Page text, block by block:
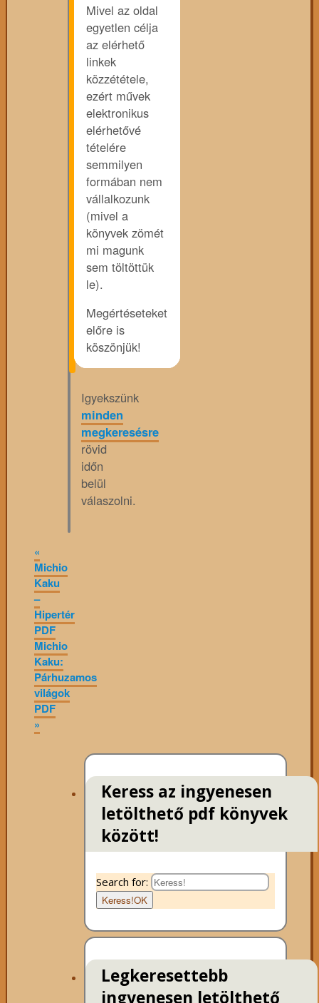
Mivel az oldal
egyetlen célja
az elérhető
linkek
közzététele,
ezért művek
elektronikus
elérhetővé
tételére
semmilyen
formában nem
vállalkozunk
(mivel a
könyvek zömét
mi magunk
sem töltöttük
le).
Megértéseteket
előre is
köszönjük!
Igyekszünk
minden
megkeresésre
rövid
időn
belül
válaszolni.
«
Michio
Kaku
–
Hipertér
PDF
Michio
Kaku:
Párhuzamos
világok
PDF
»
Keress az ingyenesen
letölthető pdf könyvek
között!
Search for:
Keress!OK
Legkeresettebb
ingyenesen letölthető